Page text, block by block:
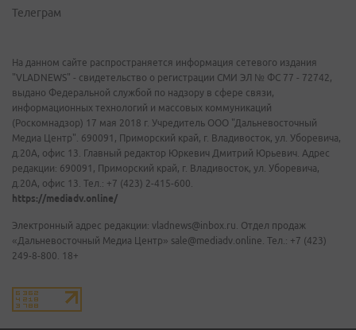
Телеграм
На данном сайте распространяется информация сетевого издания
"VLADNEWS" - свидетельство о регистрации СМИ ЭЛ № ФС 77 - 72742,
выдано Федеральной службой по надзору в сфере связи,
информационных технологий и массовых коммуникаций
(Роскомнадзор) 17 мая 2018 г. Учредитель ООО "Дальневосточный
Медиа Центр". 690091, Приморский край, г. Владивосток, ул. Уборевича,
д.20А, офис 13. Главный редактор Юркевич Дмитрий Юрьевич. Адрес
редакции: 690091, Приморский край, г. Владивосток, ул. Уборевича,
д.20А, офис 13. Тел.: +7 (423) 2-415-600.
https://mediadv.online/
Электронный адрес редакции: vladnews@inbox.ru. Отдел продаж
«Дальневосточный Медиа Центр» sale@mediadv.online. Тел.: +7 (423)
249-8-800. 18+